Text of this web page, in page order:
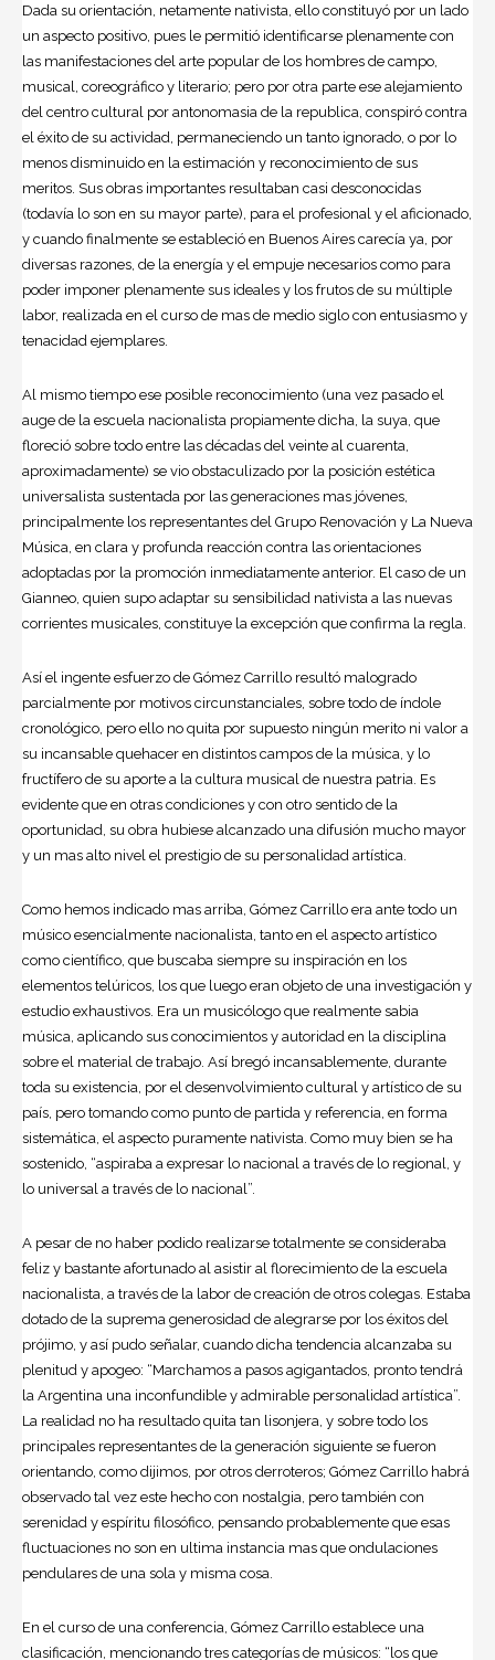
Dada su orientación, netamente nativista, ello constituyó por un lado
un aspecto positivo, pues le permitió identificarse plenamente con
las manifestaciones del arte popular de los hombres de campo,
musical, coreográfico y literario; pero por otra parte ese alejamiento
del centro cultural por antonomasia de la republica, conspiró contra
el éxito de su actividad, permaneciendo un tanto ignorado, o por lo
menos disminuido en la estimación y reconocimiento de sus
meritos. Sus obras importantes resultaban casi desconocidas
(todavía lo son en su mayor parte), para el profesional y el aficionado,
y cuando finalmente se estableció en Buenos Aires carecía ya, por
diversas razones, de la energía y el empuje necesarios como para
poder imponer plenamente sus ideales y los frutos de su múltiple
labor, realizada en el curso de mas de medio siglo con entusiasmo y
tenacidad ejemplares.
Al mismo tiempo ese posible reconocimiento (una vez pasado el
auge de la escuela nacionalista propiamente dicha, la suya, que
floreció sobre todo entre las décadas del veinte al cuarenta,
aproximadamente) se vio obstaculizado por la posición estética
universalista sustentada por las generaciones mas jóvenes,
principalmente los representantes del Grupo Renovación y La Nueva
Música, en clara y profunda reacción contra las orientaciones
adoptadas por la promoción inmediatamente anterior. El caso de un
Gianneo, quien supo adaptar su sensibilidad nativista a las nuevas
corrientes musicales, constituye la excepción que confirma la regla.
Así el ingente esfuerzo de Gómez Carrillo resultó malogrado
parcialmente por motivos circunstanciales, sobre todo de índole
cronológico, pero ello no quita por supuesto ningún merito ni valor a
su incansable quehacer en distintos campos de la música, y lo
fructífero de su aporte a la cultura musical de nuestra patria. Es
evidente que en otras condiciones y con otro sentido de la
oportunidad, su obra hubiese alcanzado una difusión mucho mayor
y un mas alto nivel el prestigio de su personalidad artística.
Como hemos indicado mas arriba, Gómez Carrillo era ante todo un
músico esencialmente nacionalista, tanto en el aspecto artístico
como científico, que buscaba siempre su inspiración en los
elementos telúricos, los que luego eran objeto de una investigación y
estudio exhaustivos. Era un musicólogo que realmente sabia
música, aplicando sus conocimientos y autoridad en la disciplina
sobre el material de trabajo. Así bregó incansablemente, durante
toda su existencia, por el desenvolvimiento cultural y artístico de su
país, pero tomando como punto de partida y referencia, en forma
sistemática, el aspecto puramente nativista. Como muy bien se ha
sostenido, “aspiraba a expresar lo nacional a través de lo regional, y
lo universal a través de lo nacional”.
A pesar de no haber podido realizarse totalmente se consideraba
feliz y bastante afortunado al asistir al florecimiento de la escuela
nacionalista, a través de la labor de creación de otros colegas. Estaba
dotado de la suprema generosidad de alegrarse por los éxitos del
prójimo, y así pudo señalar, cuando dicha tendencia alcanzaba su
plenitud y apogeo: “Marchamos a pasos agigantados, pronto tendrá
la Argentina una inconfundible y admirable personalidad artística”.
La realidad no ha resultado quita tan lisonjera, y sobre todo los
principales representantes de la generación siguiente se fueron
orientando, como dijimos, por otros derroteros; Gómez Carrillo habrá
observado tal vez este hecho con nostalgia, pero también con
serenidad y espíritu filosófico, pensando probablemente que esas
fluctuaciones no son en ultima instancia mas que ondulaciones
pendulares de una sola y misma cosa.
En el curso de una conferencia, Gómez Carrillo establece una
clasificación, mencionando tres categorías de músicos: “los que